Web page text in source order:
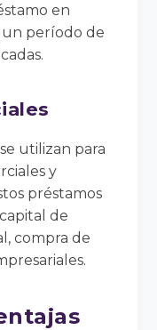
en
período de
utilizan para
y
préstamos
de
compra de